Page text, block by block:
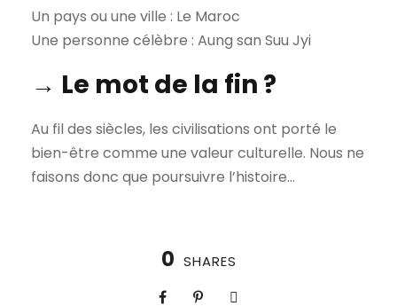
Un pays ou une ville : Le Maroc
Une personne célèbre : Aung san Suu Jyi
→ Le mot de la fin ?
Au fil des siècles, les civilisations ont porté le
bien-être comme une valeur culturelle. Nous ne
faisons donc que poursuivre l’histoire…
0 SHARES